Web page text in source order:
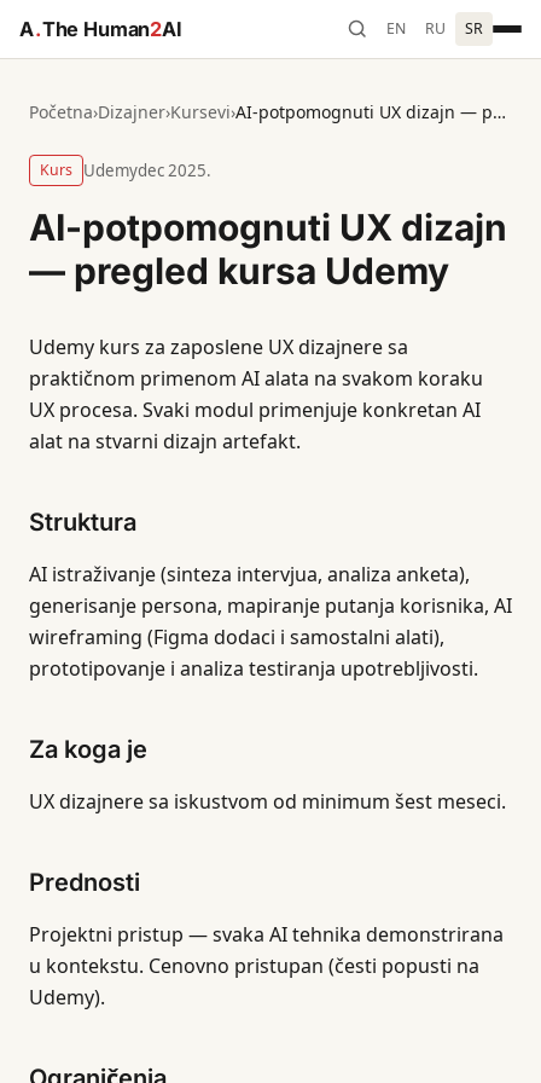
A.The Human2AI EN RU SR
Početna›Dizajner›Kursevi› AI-potpomognuti UX dizajn — pregled kursa Udemy
Kurs Udemydec 2025.
AI-potpomognuti UX dizajn
— pregled kursa Udemy
Udemy kurs za zaposlene UX dizajnere sa
praktičnom primenom AI alata na svakom koraku
UX procesa. Svaki modul primenjuje konkretan AI
alat na stvarni dizajn artefakt.
Struktura
AI istraživanje (sinteza intervjua, analiza anketa),
generisanje persona, mapiranje putanja korisnika, AI
wireframing (Figma dodaci i samostalni alati),
prototipovanje i analiza testiranja upotrebljivosti.
Za koga je
UX dizajnere sa iskustvom od minimum šest meseci.
Prednosti
Projektni pristup — svaka AI tehnika demonstrirana
u kontekstu. Cenovno pristupan (česti popusti na
Udemy).